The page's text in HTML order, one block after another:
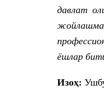
давлат
ёшлар
Изоҳ: